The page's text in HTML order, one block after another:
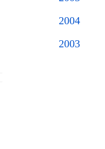
2004
2003